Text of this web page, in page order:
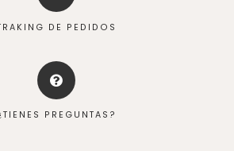
DE PEDIDOS
PREGUNTAS?